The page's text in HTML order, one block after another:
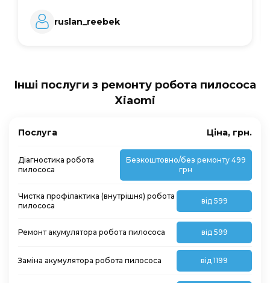
ruslan_reebek
Інші послуги з ремонту робота пилососа
Xiaomi
Послуга Ціна, грн.
Діагностика робота
пилососа
Безкоштовно/без ремонту 499
грн
Чистка профілактика (внутрішня) робота
пилососа
від 599
Ремонт акумулятора робота пилососа від 599
Заміна акумулятора робота пилососа від 1199